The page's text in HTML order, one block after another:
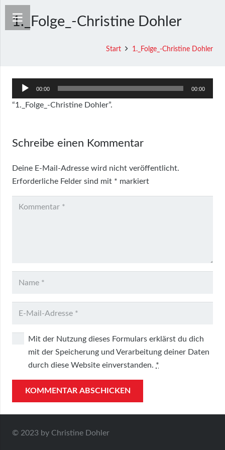
1._Folge_-Christine Dohler
Start 1._Folge_-Christine Dohler
Audio-
Player
00:00 00:00
“1._Folge_-Christine Dohler”.
Schreibe einen Kommentar
Deine E-Mail-Adresse wird nicht veröffentlicht.
Erforderliche Felder sind mit * markiert
Mit der Nutzung dieses Formulars erklärst du dich
mit der Speicherung und Verarbeitung deiner Daten
durch diese Website einverstanden. *
KOMMENTAR ABSCHICKEN
© 2023 by Christine Dohler